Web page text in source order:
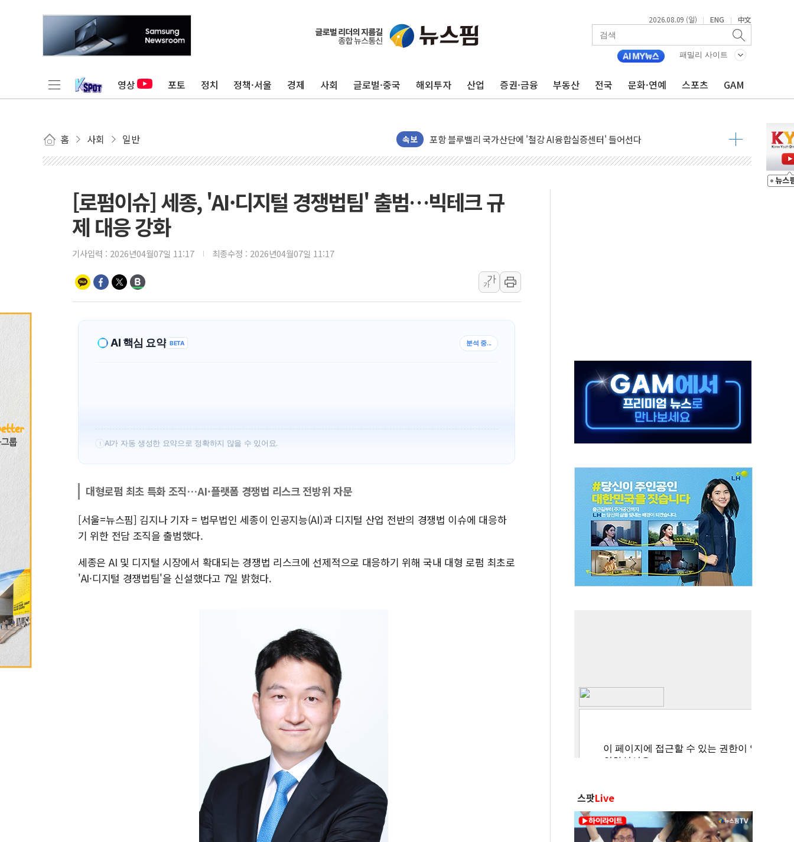
2026.08.09 (일) | ENG | 中文
패밀리 사이트
영상 포토 정치 정책·서울 경제 사회 글로벌·중국 해외투자 산업 증권·금융 부동산 전국 문화·연예 스포츠 GAM
홈 사회 일반 속보
평택 진위면 공장서 질식사고 발생…작업자 1명 숨져
상주 낙동강 선착장 하류서 50대 숨진 채 발견...경찰, 조사 중
[종합] 김민석, 정청래에 누적 '1.48%p' 차 선두 유지...金 46.01% vs 鄭 44.53%
인천서 말다툼 중 어머니 살해 10대 구속…범행 후 반려견도 죽여
김민석, 강원·대구·경북 경선서 정청래에 승리…金 48.54% vs 鄭 44.40%
[속보] 민주, 강원 경선 결과 발표...김민석 50.30% 정청래 41.94% 송영길 7.76%
정재헌 CEO, SKT 장기고객 400명 맞이…"마음 잇는 시간 되길"
하나금융, 명동 소상공인에 '행복상자' 전달
인천시 광복절 현수막 '태극기 거꾸로' 논란…이틀만에 철거
병무청, 보충역 전면 손질… 예술·체육요원 최대 33% 감축
홈플러스發 대형마트 판매, 역대 최대폭 감소한 9.4%↓…유통업계 양극화 심화
윤준병·이해민 의원, '정부 특사'로 콜롬비아 대통령 취임식 참석
'호우·산사태 주의보' 울진 시간당 30mm 강한 비...호우 피해 없어
여야, 황희 '버스 하우스' 공방…野 "청년 우롱 기괴" vs 與 "송구한 해프닝"
[로펌이슈] 세종, 'AI·디지털 경쟁법팀' 출범…빅테크 규
제 대응 강화
기사입력 : 2026년04월07일 11:17 최종수정 : 2026년04월07일 11:17
가
가
AI 핵심 요약 BETA 분석 중...
! AI가 자동 생성한 요약으로 정확하지 않을 수 있어요.
대형로펌 최초 특화 조직…AI·플랫폼 경쟁법 리스크 전방위 자문
[서울=뉴스핌] 김지나 기자 = 법무법인 세종이 인공지능(AI)과 디지털 산업 전반의 경쟁법 이슈에 대응하
기 위한 전담 조직을 출범했다.
세종은 AI 및 디지털 시장에서 확대되는 경쟁법 리스크에 선제적으로 대응하기 위해 국내 대형 로펌 최초로
'AI·디지털 경쟁법팀'을 신설했다고 7일 밝혔다.
스팟Live